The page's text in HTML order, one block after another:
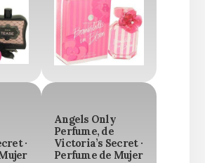
·
Angels Only
Perfume, de
Victoria’s Secret ·
Perfume de Mujer